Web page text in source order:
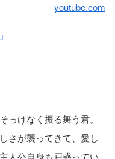
youtube.com
っけなく振る舞う君。
さが襲ってきて、愛し